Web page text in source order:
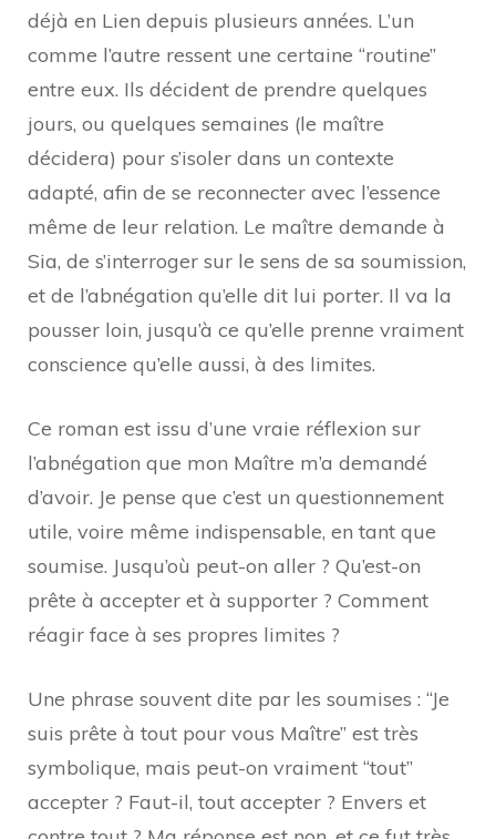
déjà en Lien depuis plusieurs années. L’un
comme l’autre ressent une certaine “routine”
entre eux. Ils décident de prendre quelques
jours, ou quelques semaines (le maître
décidera) pour s’isoler dans un contexte
adapté, afin de se reconnecter avec l’essence
même de leur relation. Le maître demande à
Sia, de s’interroger sur le sens de sa soumission,
et de l’abnégation qu’elle dit lui porter. Il va la
pousser loin, jusqu’à ce qu’elle prenne vraiment
conscience qu’elle aussi, à des limites.
Ce roman est issu d’une vraie réflexion sur
l’abnégation que mon Maître m’a demandé
d’avoir. Je pense que c’est un questionnement
utile, voire même indispensable, en tant que
soumise. Jusqu’où peut-on aller ? Qu’est-on
prête à accepter et à supporter ? Comment
réagir face à ses propres limites ?
Une phrase souvent dite par les soumises : “Je
suis prête à tout pour vous Maître” est très
symbolique, mais peut-on vraiment “tout”
accepter ? Faut-il, tout accepter ? Envers et